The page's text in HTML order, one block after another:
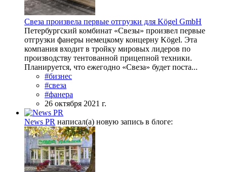
Свеза произвела первые отгрузки для Kögel GmbH
Петербургский комбинат «Свезы» произвел первые
отгрузки фанеры немецкому концерну Kögel. Эта
компания входит в тройку мировых лидеров по
производству тентованной прицепной техники.
Планируется, что ежегодно «Свеза» будет поста...
#бизнес
#свеза
#фанера
26 октября 2021 г.
News PR написал(а) новую запись в блоге: